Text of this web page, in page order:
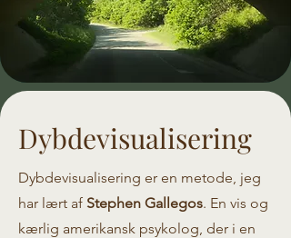
Dybdevisualisering
Dybdevisualisering er en metode, jeg
har lært af Stephen Gallegos. En vis og
kærlig amerikansk psykolog, der i en